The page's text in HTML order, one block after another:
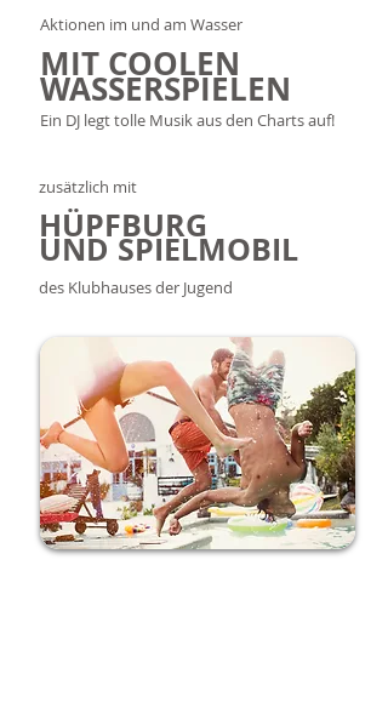
Aktionen im und am Wasser
MIT COOLEN
WASSERSPIELEN
Ein DJ legt tolle Musik aus den Charts auf!
"
zusätzlich mit
HÜPFBURG
UND SPIELMOBIL
des Klubhauses der Jugend